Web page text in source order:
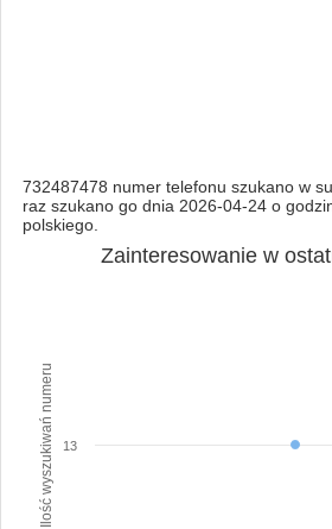
732487478 numer telefonu szukano w
raz szukano go dnia 2026-04-24 o
polskiego.
Ilość wyszukiwań numeru
Zainteresowanie w
13